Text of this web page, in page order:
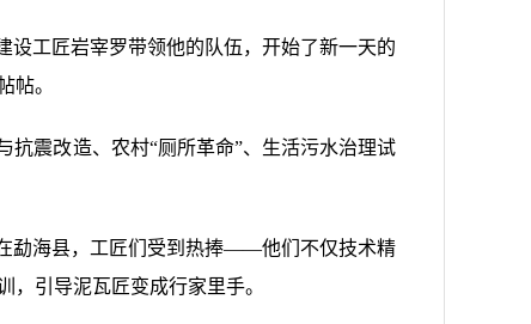
设工匠岩宰罗带领他的队伍，开始了新一天的
帖。
抗震改造、农村“厕所革命”、生活污水治理试
勐海县，工匠们受到热捧——他们不仅技术精
引导泥瓦匠变成行家里手。